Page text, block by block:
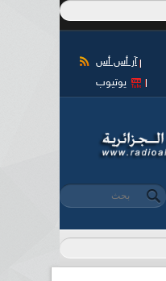
آر أس أس
يوتيوب
استمارة البحث
‏بحث ‏